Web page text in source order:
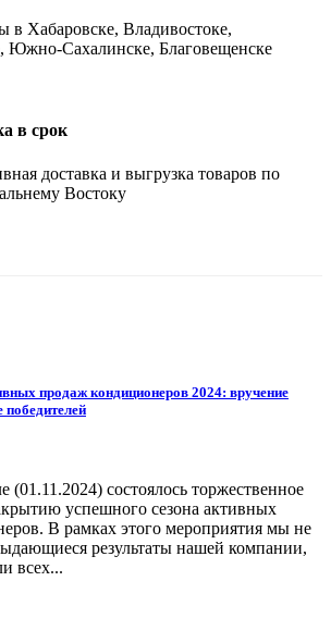
в Хабаровске, Владивостоке,
Южно-Сахалинске, Благовещенске
в срок
доставка и выгрузка товаров по
Востоку
продаж кондиционеров 2024: вручение
победителей
(01.11.2024) состоялось торжественное
успешного сезона активных
В рамках этого мероприятия мы не
результаты нашей компании,
всех...